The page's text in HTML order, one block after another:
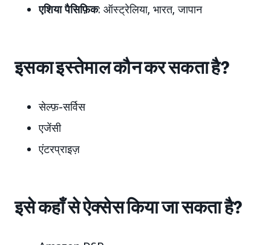
एशिया पैसिफ़िक: ऑस्ट्रेलिया, भारत, जापान
इसका इस्तेमाल कौन कर सकता है?
सेल्फ़-सर्विस
एजेंसी
एंटरप्राइज़
इसे कहाँ से ऐक्सेस किया जा सकता है?